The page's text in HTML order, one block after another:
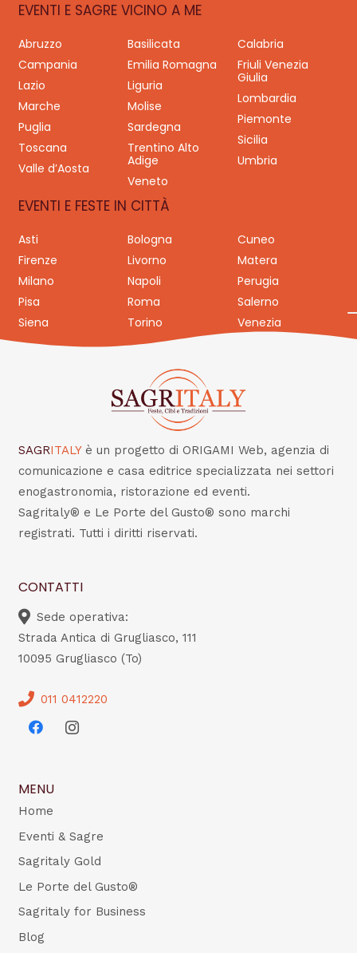
EVENTI E SAGRE VICINO A ME
Abruzzo Basilicata
Calabria
Campania
Emilia Romagna
Friuli Venezia
Giulia
Lazio
Liguria
Lombardia
Marche
Molise
Piemonte
Puglia
Sardegna
Sicilia
Toscana
Trentino Alto
Adige
Umbria
Valle d’Aosta
Veneto
EVENTI E FESTE IN CITTÀ
Asti Bologna
Cuneo
Firenze
Livorno
Matera
Milano
Napoli
Perugia
Pisa
Roma
Salerno
Siena
Torino Venezia
SAGRITALY è un progetto di ORIGAMI Web, agenzia di
comunicazione e casa editrice specializzata nei settori
enogastronomia, ristorazione ed eventi.
Sagritaly® e Le Porte del Gusto® sono marchi
registrati. Tutti i diritti riservati.
CONTATTI
Sede operativa:
Strada Antica di Grugliasco, 111
10095 Grugliasco (To)
011 0412220
MENU
Home
Eventi & Sagre
Sagritaly Gold
Le Porte del Gusto®
Sagritaly for Business
Blog